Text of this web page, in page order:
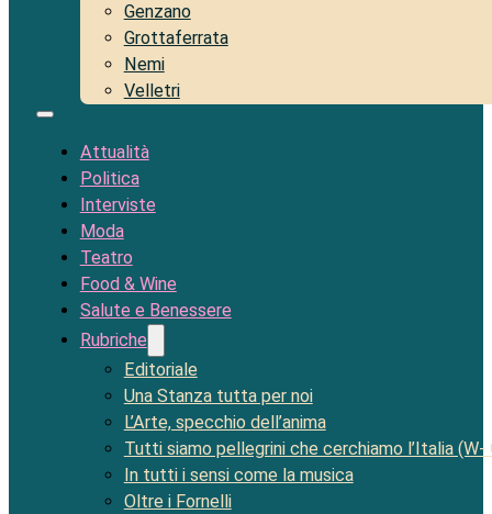
Genzano
Grottaferrata
Nemi
Velletri
Attualità
Politica
Interviste
Moda
Teatro
Food & Wine
Salute e Benessere
Rubriche
Editoriale
Una Stanza tutta per noi
L’Arte, specchio dell’anima
Tutti siamo pellegrini che cerchiamo l’Italia (W-
In tutti i sensi come la musica
Oltre i Fornelli